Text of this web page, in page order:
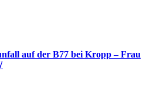
auf der B77 bei Kropp – Frau